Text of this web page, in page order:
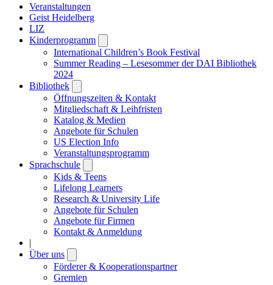
Veranstaltungen
Geist Heidelberg
LIZ
Kinderprogramm
submenu
International Children’s Book Festival
Summer Reading – Lesesommer der DAI Bibliothek
2024
Bibliothek
submenu
Öffnungszeiten & Kontakt
Mitgliedschaft & Leihfristen
Katalog & Medien
Angebote für Schulen
US Election Info
Veranstaltungsprogramm
Sprachschule
submenu
Kids & Teens
Lifelong Learners
Research & University Life
Angebote für Schulen
Angebote für Firmen
Kontakt & Anmeldung
|
Über uns
submenu
Förderer & Kooperationspartner
Gremien